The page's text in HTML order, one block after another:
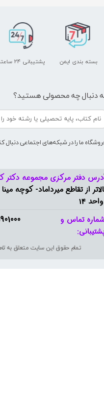
دفتر مرکزی مجموعه دکتر
14
تمام حقوق این سایت متعلق به
تماس و
پشتیبانی ۲۴ ساعته بسته بندی ایمن
دنبال چه محصولی هستید؟
ما را در شبکه‌های اجتماعی دنبال